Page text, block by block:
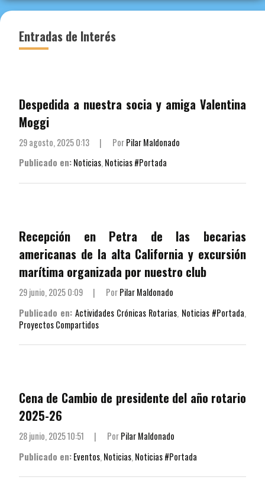
Entradas de Interés
Despedida a nuestra socia y amiga Valentina
Moggi
29 agosto, 2025 0:13 | PorPilar Maldonado
Publicado en:Noticias,Noticias #Portada
Recepción en Petra de las becarias
americanas de la alta California y excursión
marítima organizada por nuestro club
29 junio, 2025 0:09 | PorPilar Maldonado
Publicado en: Actividades Crónicas Rotarias, Noticias #Portada,
Proyectos Compartidos
Cena de Cambio de presidente del año rotario
2025-26
28 junio, 2025 10:51 | PorPilar Maldonado
Publicado en:Eventos, Noticias, Noticias #Portada